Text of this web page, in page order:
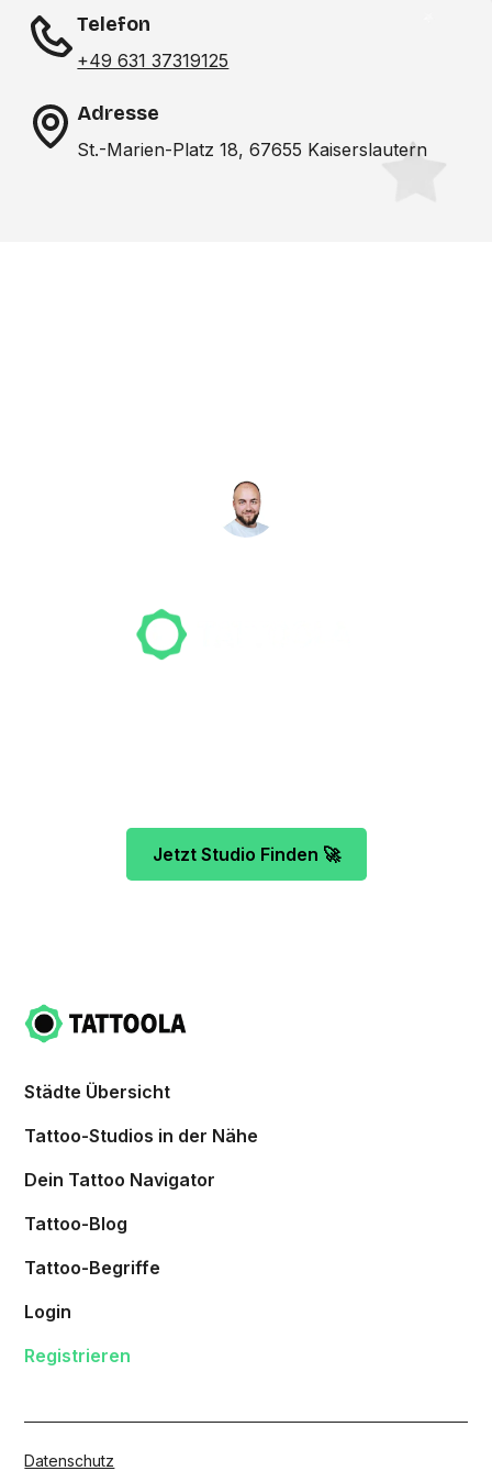
Telefon
+49 631 37319125
Adresse
St.-Marien-Platz 18, 67655 Kaiserslautern
Jetzt Studio Finden 🚀
Städte Übersicht
Tattoo-Studios in der Nähe
Dein Tattoo Navigator
Tattoo-Blog
Tattoo-Begriffe
Login
Registrieren
Datenschutz